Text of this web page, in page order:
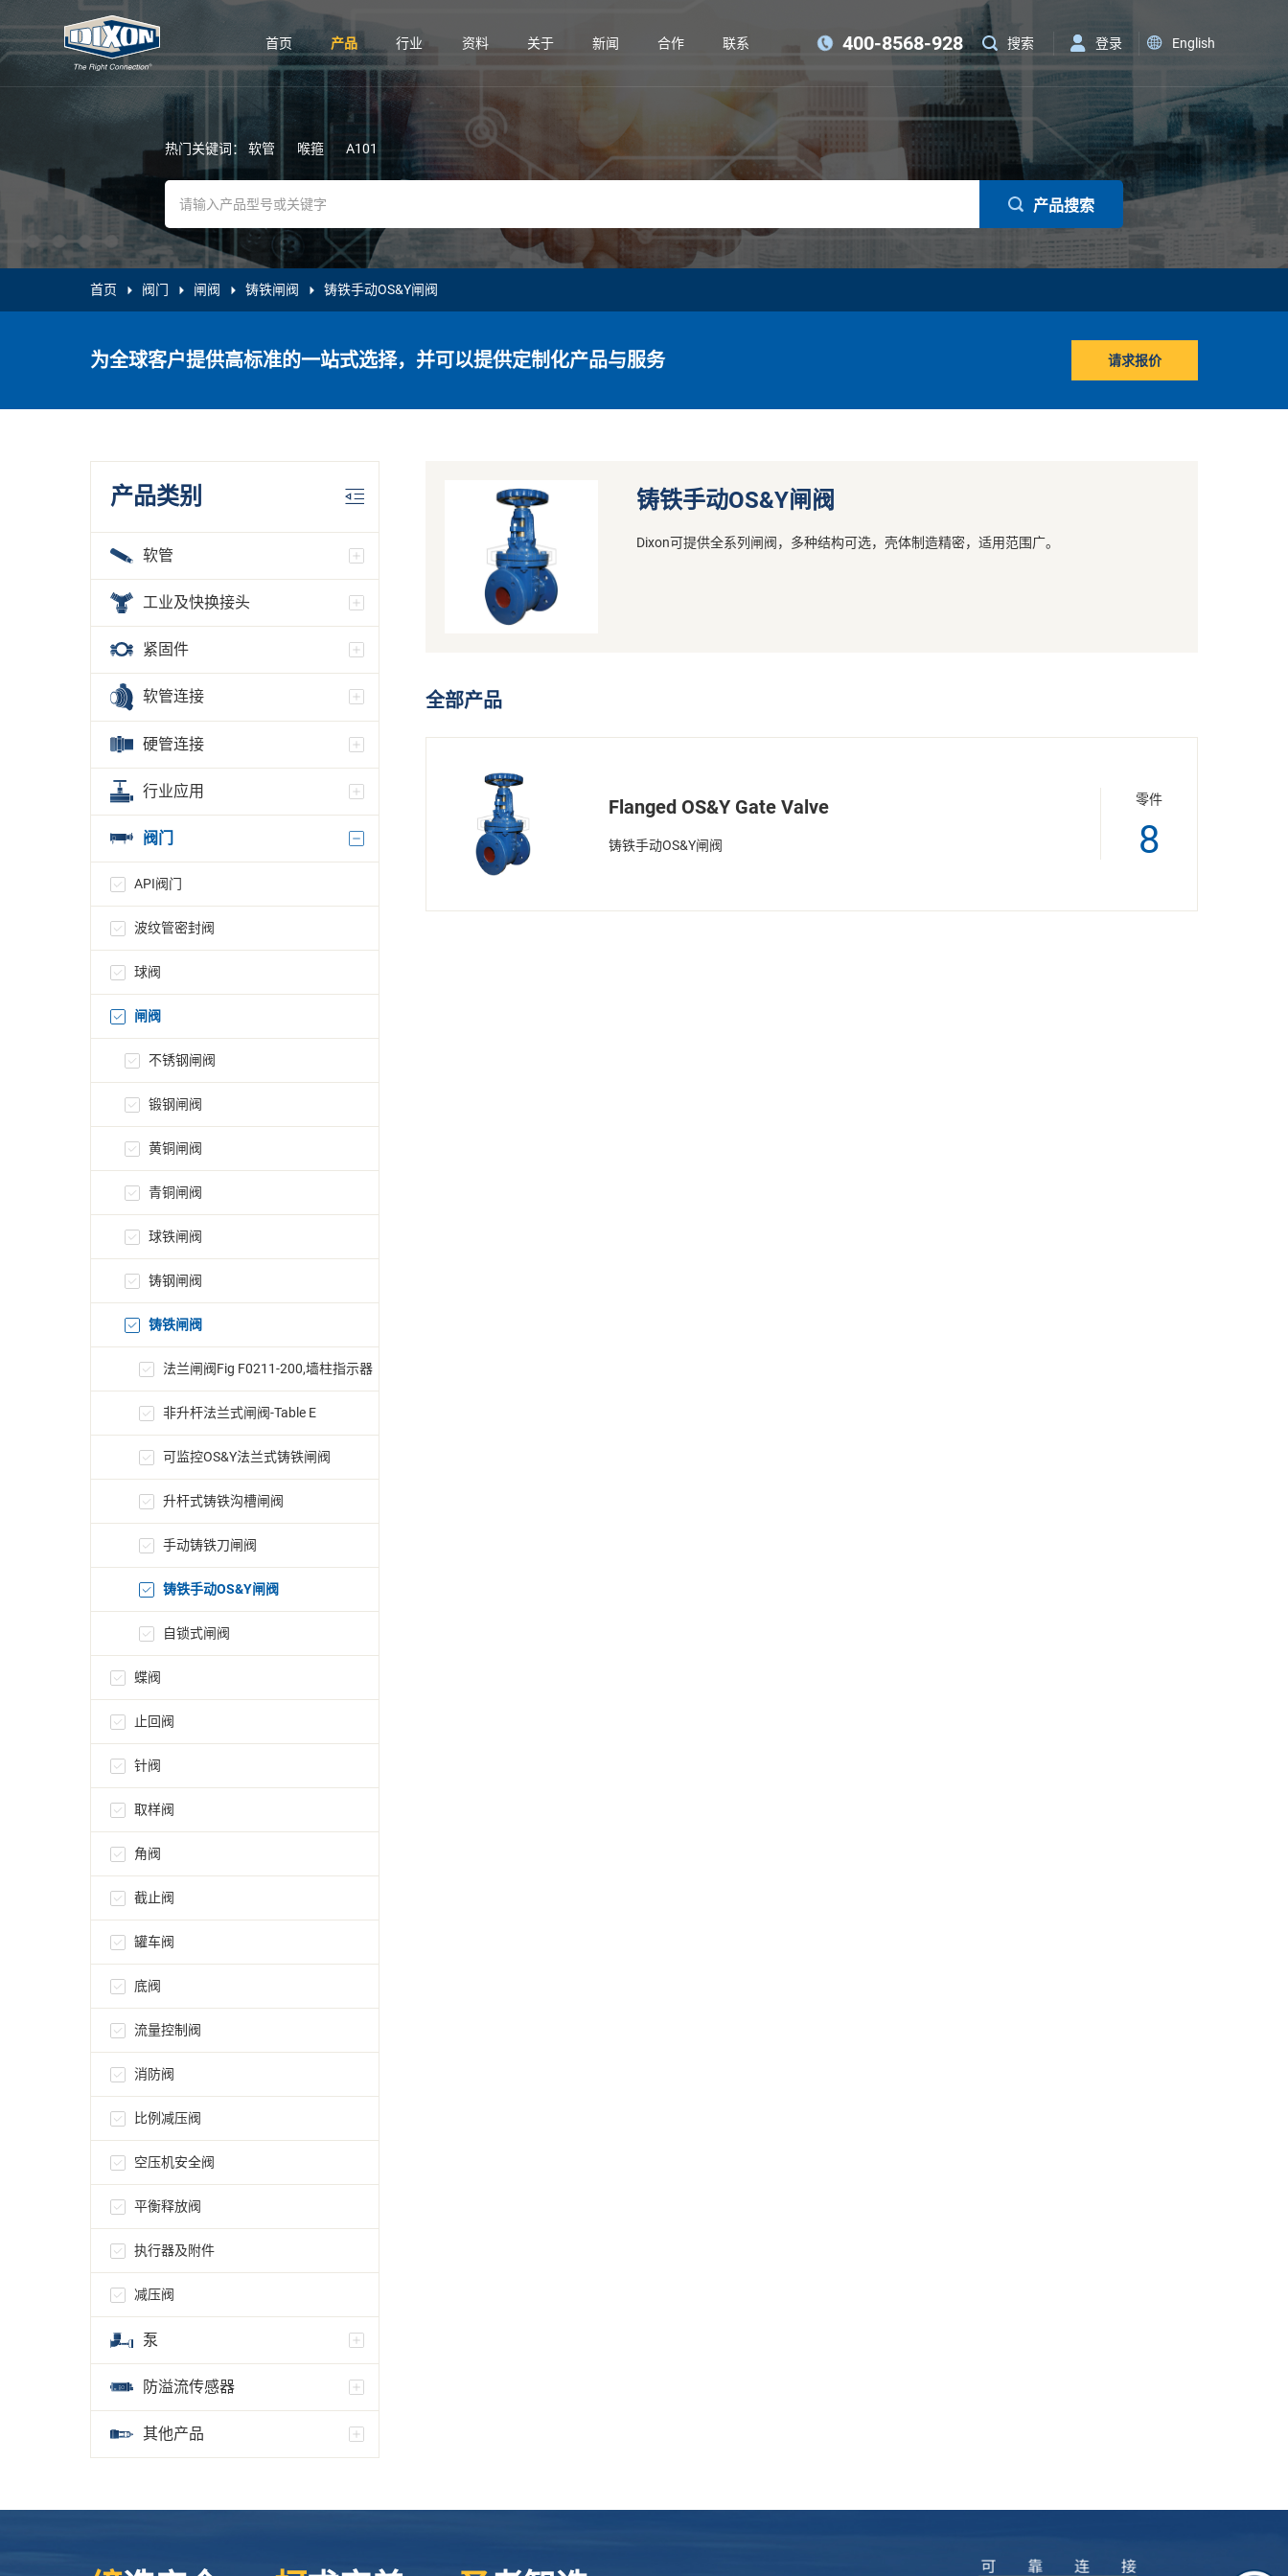
首页 产品 行业 资料 关于 新闻 合作 联系 400-8568-928 搜索 登录 English
热门关键词： 软管 喉箍 A101
产品搜索
首页 阀门 闸阀 铸铁闸阀 铸铁手动OS&Y闸阀
为全球客户提供高标准的一站式选择，并可以提供定制化产品与服务 请求报价
产品类别
软管
工业及快换接头
紧固件
软管连接
硬管连接
行业应用
阀门
API阀门
波纹管密封阀
球阀
闸阀
不锈钢闸阀
锻钢闸阀
黄铜闸阀
青铜闸阀
球铁闸阀
铸钢闸阀
铸铁闸阀
法兰闸阀Fig F0211-200,墙柱指示器
非升杆法兰式闸阀-Table E
可监控OS&Y法兰式铸铁闸阀
升杆式铸铁沟槽闸阀
手动铸铁刀闸阀
铸铁手动OS&Y闸阀
自锁式闸阀
蝶阀
止回阀
针阀
取样阀
角阀
截止阀
罐车阀
底阀
流量控制阀
消防阀
比例减压阀
空压机安全阀
平衡释放阀
执行器及附件
减压阀
泵
防溢流传感器
其他产品
铸铁手动OS&Y闸阀
Dixon可提供全系列闸阀，多种结构可选，壳体制造精密，适用范围广。
全部产品
Flanged OS&Y Gate Valve
铸铁手动OS&Y闸阀
零件
8